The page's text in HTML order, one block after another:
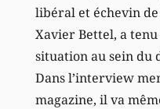
libéral et échevin
Xavier Bettel, a
situation au sein du
Dans l’interview
magazine, il va